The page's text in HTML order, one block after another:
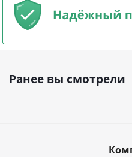
Ранее вы смотрели